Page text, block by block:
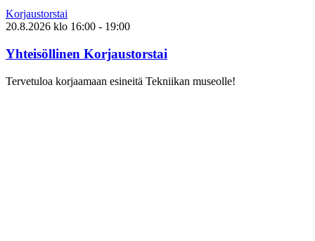
Korjaustorstai
20.8.2026 klo 16:00 - 19:00
Yhteisöllinen Korjaustorstai
Tervetuloa korjaamaan esineitä Tekniikan museolle!